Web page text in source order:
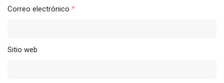
Correo electrónico *
Sitio web